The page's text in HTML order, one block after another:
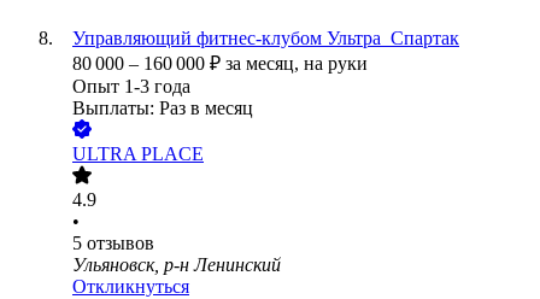
Управляющий фитнес-клубом Ультра_Спартак
80 000 – 160 000 ₽ за месяц, на руки
Опыт 1-3 года
Выплаты: Раз в месяц
ULTRA PLACE
4.9
•
5 отзывов
Ульяновск, р-н Ленинский
Откликнуться